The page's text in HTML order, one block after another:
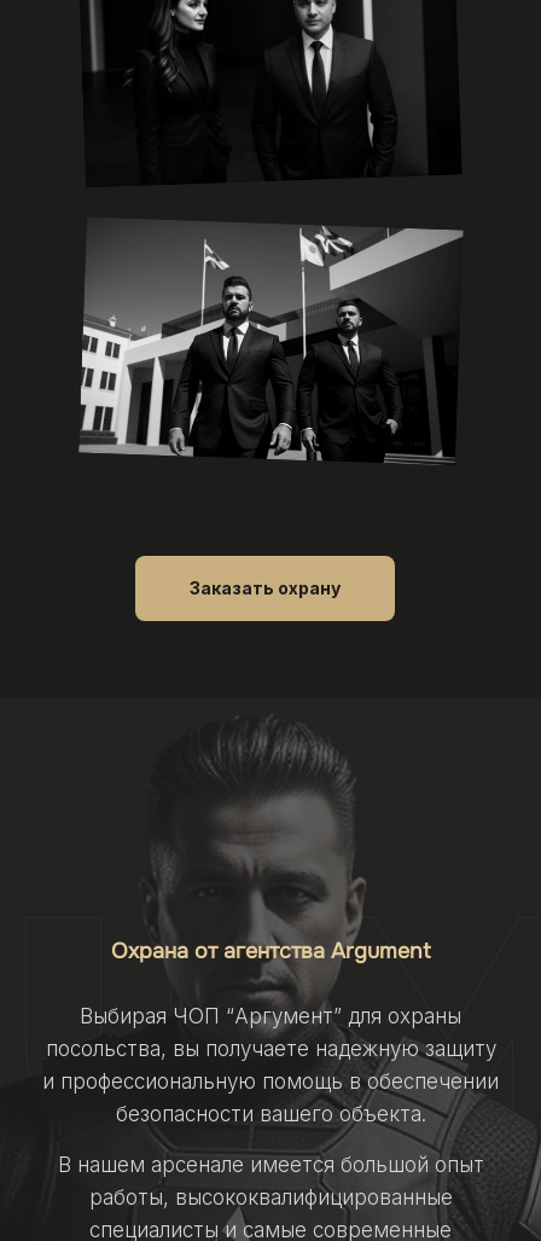
Заказать охрану
Охрана от агентства Argument
Выбирая ЧОП “Аргумент” для охраны
посольства, вы получаете надежную защиту
и профессиональную помощь в обеспечении
безопасности вашего объекта.
В нашем арсенале имеется большой опыт
работы, высококвалифицированные
специалисты и самые современные